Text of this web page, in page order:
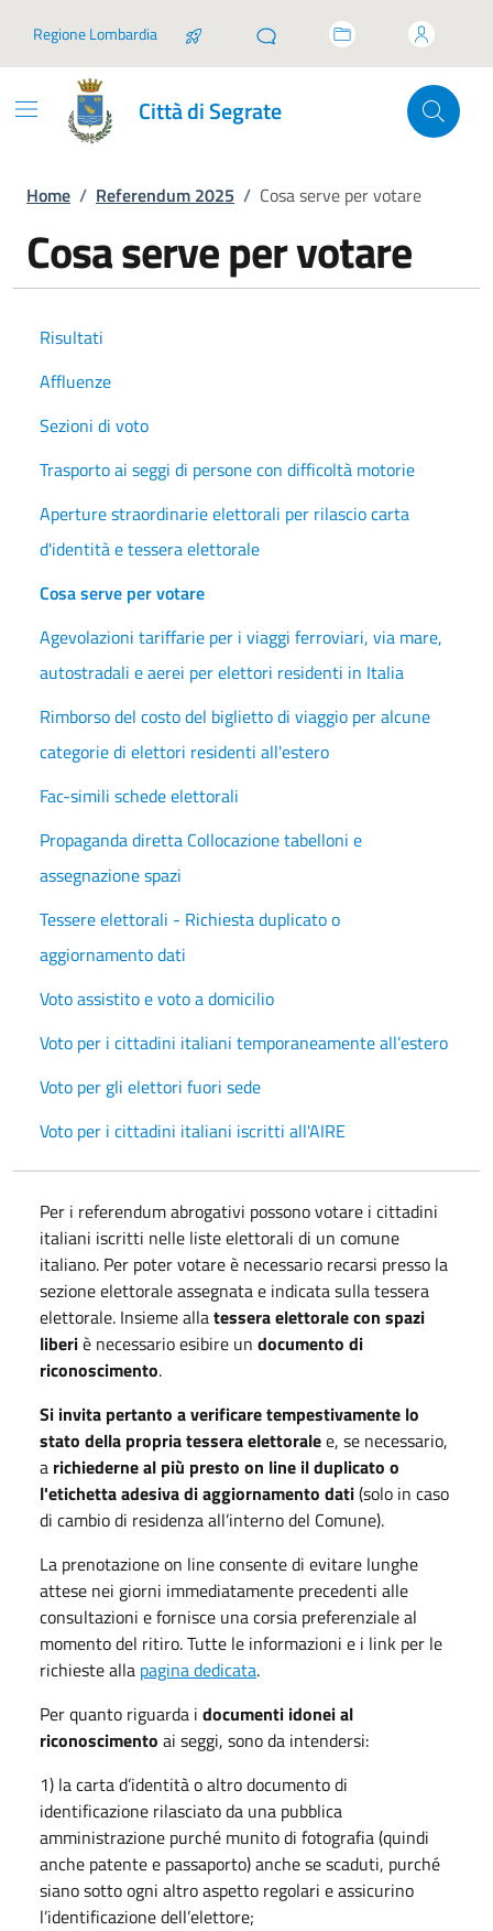
Regione Lombardia
Città di Segrate
Home / Referendum 2025 / Cosa serve per votare
Cosa serve per votare
Risultati
Affluenze
Sezioni di voto
Trasporto ai seggi di persone con difficoltà motorie
Aperture straordinarie elettorali per rilascio carta
d'identità e tessera elettorale
Cosa serve per votare
Agevolazioni tariffarie per i viaggi ferroviari, via mare,
autostradali e aerei per elettori residenti in Italia
Rimborso del costo del biglietto di viaggio per alcune
categorie di elettori residenti all'estero
Fac-simili schede elettorali
Propaganda diretta Collocazione tabelloni e
assegnazione spazi
Tessere elettorali - Richiesta duplicato o
aggiornamento dati
Voto assistito e voto a domicilio
Voto per i cittadini italiani temporaneamente all’estero
Voto per gli elettori fuori sede
Voto per i cittadini italiani iscritti all'AIRE
Per i referendum abrogativi possono votare i cittadini
italiani iscritti nelle liste elettorali di un comune
italiano. Per poter votare è necessario recarsi presso la
sezione elettorale assegnata e indicata sulla tessera
elettorale. Insieme allatessera elettoralecon spazi
liberiè necessario esibire un documento di
riconoscimento.
Si invita pertanto a verificare tempestivamente lo
stato della propria tessera elettoralee, se necessario,
a richiederne al più presto on line il duplicato o
l'etichetta adesiva di aggiornamento dati(solo in caso
di cambio di residenza all’interno del Comune).
La prenotazione on line consente di evitare lunghe
attese nei giorni immediatamente precedenti alle
consultazioni e fornisce una corsia preferenziale al
momento del ritiro. Tutte le informazioni e i link per le
richieste alla pagina dedicata.
Per quanto riguarda i documenti idonei al
riconoscimento ai seggi, sono da intendersi:
1) la carta d’identità o altro documento di
identificazione rilasciato da una pubblica
amministrazione purché munito di fotografia (quindi
anche patente e passaporto) anche se scaduti, purché
siano sotto ogni altro aspetto regolari e assicurino
l’identificazione dell’elettore;